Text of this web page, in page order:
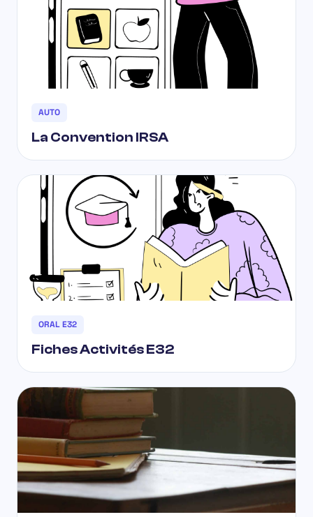
AUTO
La Convention IRSA
ORAL E32
Fiches Activités E32